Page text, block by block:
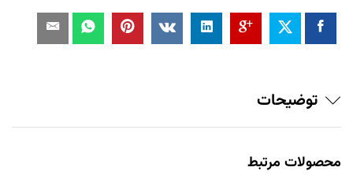
توضیحات
محصولات مرتبط